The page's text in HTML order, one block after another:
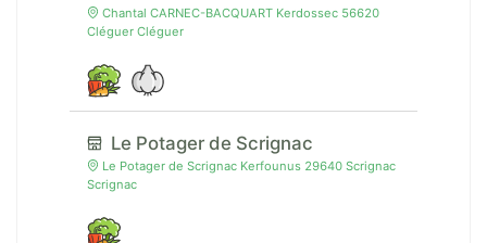
Chantal CARNEC-BACQUART Kerdossec 56620
Cléguer Cléguer
Le Potager de Scrignac
Le Potager de Scrignac Kerfounus 29640 Scrignac
Scrignac